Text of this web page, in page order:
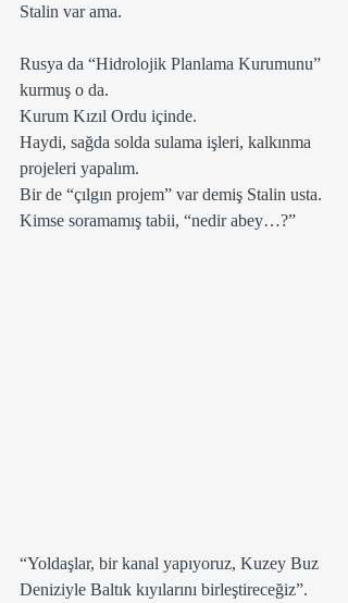
Stalin var ama.
Rusya da “Hidrolojik Planlama Kurumunu”
kurmuş o da.
Kurum Kızıl Ordu içinde.
Haydi, sağda solda sulama işleri, kalkınma
projeleri yapalım.
Bir de “çılgın projem” var demiş Stalin usta.
Kimse soramamış tabii, “nedir abey…?”
“Yoldaşlar, bir kanal yapıyoruz, Kuzey Buz
Deniziyle Baltık kıyılarını birleştireceğiz”.